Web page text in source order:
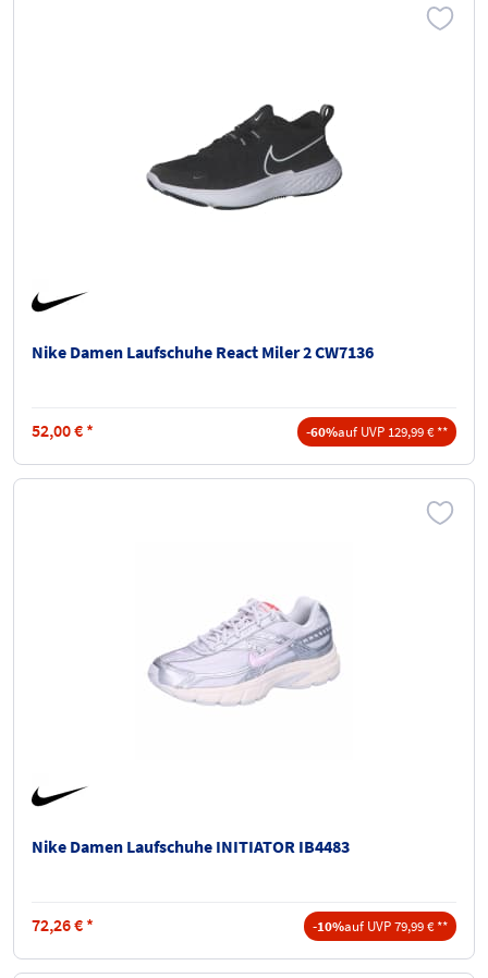
Nike Damen Laufschuhe React Miler 2 CW7136
52,00€ * -60%auf UVP 129,99 € **
Nike Damen Laufschuhe INITIATOR IB4483
72,26€ * -10%auf UVP 79,99 € **